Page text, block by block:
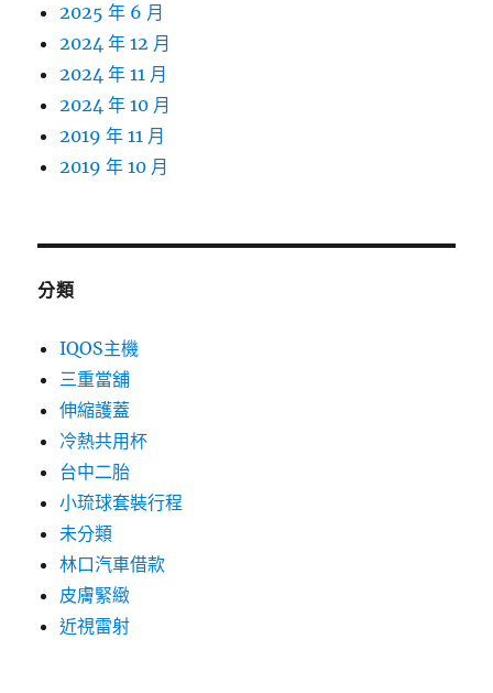
2025 年 6 月
2024 年 12 月
2024 年 11 月
2024 年 10 月
2019 年 11 月
2019 年 10 月
分類
IQOS主機
三重當舖
伸縮護蓋
冷熱共用杯
台中二胎
小琉球套裝行程
未分類
林口汽車借款
皮膚緊緻
近視雷射